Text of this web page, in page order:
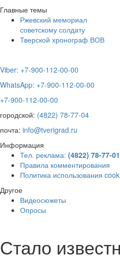
Главные темы
Ржевский мемориал
советскому солдату
Тверской хронограф ВОВ
Viber: +7-900-112-00-00
WhatsApp: +7-900-112-00-00
+7-900-112-00-00
городской: (4822) 78-77-04
почта: info@tverigrad.ru
Информация
Тел. реклама: (4822) 78-77-01
Правила комментирования
Политика использования
Другое
Видеосюжеты
Опросы
Стало